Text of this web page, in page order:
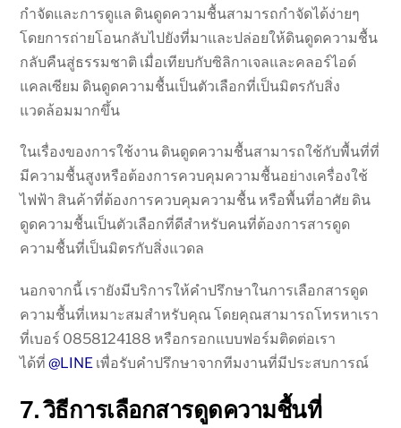
กำจัดและการดูแล ดินดูดความชื้นสามารถกำจัดได้ง่ายๆ
โดยการถ่ายโอนกลับไปยังที่มาและปล่อยให้ดินดูดความชื้น
กลับคืนสู่ธรรมชาติ เมื่อเทียบกับซิลิกาเจลและคลอร์ไอด์
แคลเซียม ดินดูดความชื้นเป็นตัวเลือกที่เป็นมิตรกับสิ่ง
แวดล้อมมากขึ้น
ในเรื่องของการใช้งาน ดินดูดความชื้นสามารถใช้กับพื้นที่ที่
มีความชื้นสูงหรือต้องการควบคุมความชื้นอย่างเครื่องใช้
ไฟฟ้า สินค้าที่ต้องการควบคุมความชื้น หรือพื้นที่อาศัย ดิน
ดูดความชื้นเป็นตัวเลือกที่ดีสำหรับคนที่ต้องการสารดูด
ความชื้นที่เป็นมิตรกับสิ่งแวดล
นอกจากนี้ เรายังมีบริการให้คำปรึกษาในการเลือกสารดูด
ความชื้นที่เหมาะสมสำหรับคุณ โดยคุณสามารถโทรหาเรา
ที่เบอร์ 0858124188 หรือกรอกแบบฟอร์มติดต่อเรา
ได้ที่@LINE เพื่อรับคำปรึกษาจากทีมงานที่มีประสบการณ์
7. วิธีการเลือกสารดูดความชื้นที่